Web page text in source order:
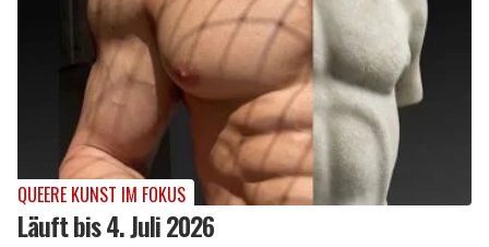
QUEERE KUNST IM FOKUS
Läuft bis 4. Juli 2026